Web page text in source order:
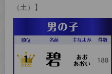
（土）】